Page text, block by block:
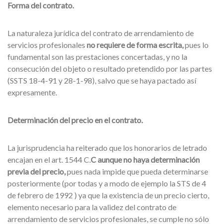
Forma del contrato.
La naturaleza jurídica del contrato de arrendamiento de
servicios profesionales no requiere de forma escrita,pues lo
fundamental son las prestaciones concertadas, y no la
consecución del objeto o resultado pretendido por las partes
(SSTS 18-4-91 y 28-1-98), salvo que se haya pactado así
expresamente.
Determinación del precio en el contrato.
La jurisprudencia ha reiterado que los honorarios de letrado
encajan en el art. 1544 C.C aunque no haya determinación
previa del precio,pues nada impide que pueda determinarse
posteriormente (por todas y a modo de ejemplo la STS de 4
de febrero de 1992 ) ya que la existencia de un precio cierto,
elemento necesario para la validez del contrato de
arrendamiento de servicios profesionales, se cumple no sólo